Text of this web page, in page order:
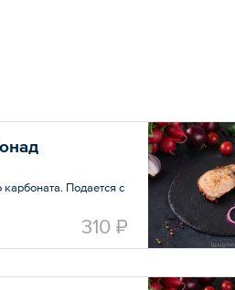
Подается с
310 ₽